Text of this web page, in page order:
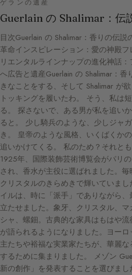
ゲランの遺産
Guerlain の Shalimar：伝
目次Guerlain の Shalimar：香りの伝
革命インスピレーション：愛の神殿
リエンタルラインナップの進化神話
へ広告と遺産Guerlain の Shalimar：
きなことをする、そして Shalimar が
トッキングを履いたわ。 そう、私は
る。 探さないで、ある男が私を追い
ると。 少し騎兵のような、少しジャ
き。 皇帝のような風格、いくばくか
追いかけてくる。 私のため？それと
1925年、国際装飾芸術博覧会がパリ
され、香水が主役に選ばれました。
クリスタルのきらめきで輝いていま
イルは、時に「派手」でありながら
立たせました。象牙、クリスタル、
シャ、螺鈿。古典的な家具はもはや
が語られるようになりました。ヨー
主たちや裕福な実業家たちが、華麗
するために集まりました。 メゾン
新の創作」を発表することを選びま